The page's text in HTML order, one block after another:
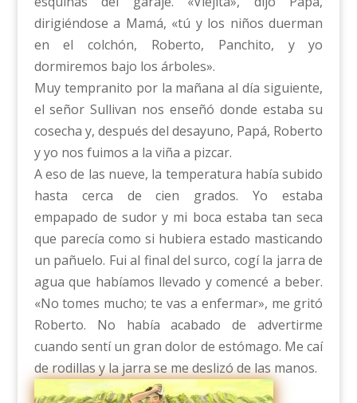
dirigiéndose a Mamá, «tú y los niños duerman
en el colchón, Roberto, Panchito, y yo
dormiremos bajo los árboles».
Muy tempranito por la mañana al día siguiente,
el señor Sullivan nos enseñó donde estaba su
cosecha y, después del desayuno, Papá, Roberto
y yo nos fuimos a la viña a pizcar.
A eso de las nueve, la temperatura había subido
hasta cerca de cien grados. Yo estaba
empapado de sudor y mi boca estaba tan seca
que parecía como si hubiera estado masticando
un pañuelo. Fui al final del surco, cogí la jarra de
agua que habíamos llevado y comencé a beber.
«No tomes mucho; te vas a enfermar», me gritó
Roberto. No había acabado de advertirme
cuando sentí un gran dolor de estómago. Me caí
de rodillas y la jarra se me deslizó de las manos.